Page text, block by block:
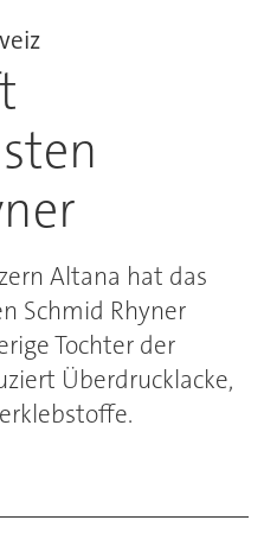
Altana hat das
Schmid Rhyner
Tochter der
Überdrucklacke,